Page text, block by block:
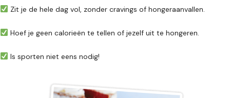
Zit je de hele dag vol, zonder cravings of hongeraanvallen.
Hoef je geen calorieën te tellen of jezelf uit te hongeren.
Is sporten niet eens nodig!